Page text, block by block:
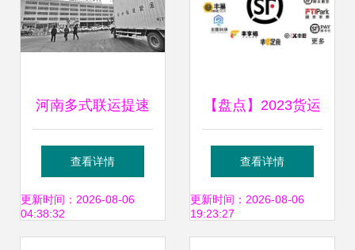
河南多式联运提速
急行 打造现代物流
新引擎
查看详情
更新时间：2026-08-06
04:38:32
【盘点】2023货运
生态专题之一 顺丰
控股 多式联运服务
查看详情
更新时间：2026-08-06
19:23:27